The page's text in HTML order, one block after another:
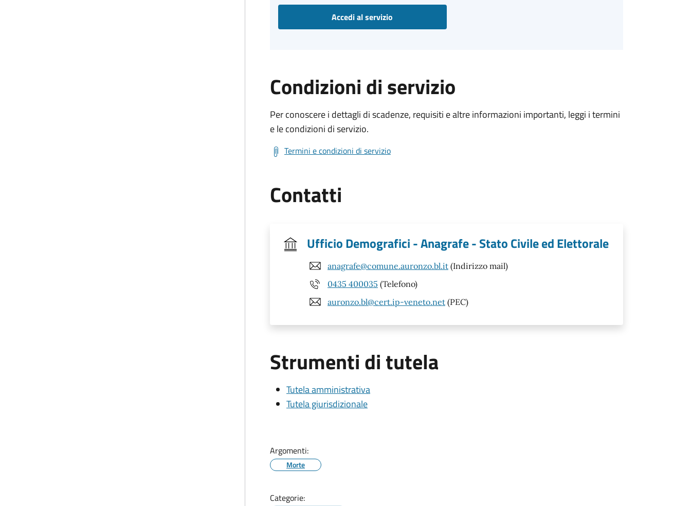
Accedi al servizio
Condizioni di servizio
Per conoscere i dettagli di scadenze, requisiti e altre informazioni importanti, leggi i termini
e le condizioni di servizio.
Termini e condizioni di servizio
Contatti
Ufficio Demografici - Anagrafe - Stato Civile ed Elettorale
anagrafe@comune.auronzo.bl.it (Indirizzo mail)
0435 400035 (Telefono)
auronzo.bl@cert.ip-veneto.net (PEC)
Strumenti di tutela
Tutela amministrativa
Tutela giurisdizionale
Argomenti:
Morte
Categorie: